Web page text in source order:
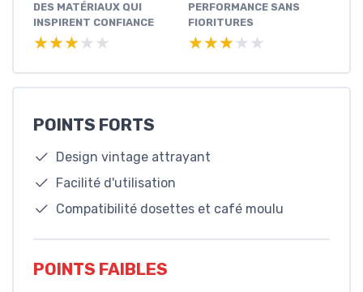
DES MATÉRIAUX QUI
INSPIRENT CONFIANCE
★★★★★
★★★★★
PERFORMANCE SANS
FIORITURES
★★★★★
★★★★★
POINTS FORTS
Design vintage attrayant
Facilité d'utilisation
Compatibilité dosettes et café moulu
POINTS FAIBLES